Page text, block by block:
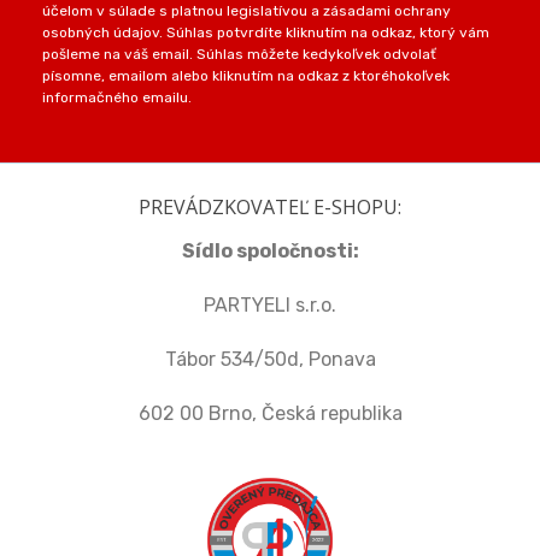
účelom v súlade s platnou legislatívou a zásadami ochrany
osobných údajov. Súhlas potvrdíte kliknutím na odkaz, ktorý vám
pošleme na váš email. Súhlas môžete kedykoľvek odvolať
písomne, emailom alebo kliknutím na odkaz z ktoréhokoľvek
informačného emailu.
PREVÁDZKOVATEĽ E-SHOPU:
Sídlo spoločnosti:
PARTYELI s.r.o.
Tábor 534/50d, Ponava
602 00 Brno, Česká republika